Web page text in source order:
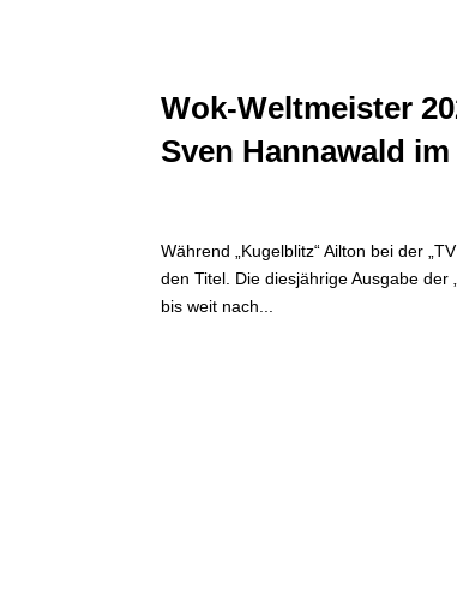
Wok-Weltmeister
Sven Hannawald
Während „Kugelblitz“ Ailton bei der
den Titel. Die diesjährige Ausgabe
bis weit nach...